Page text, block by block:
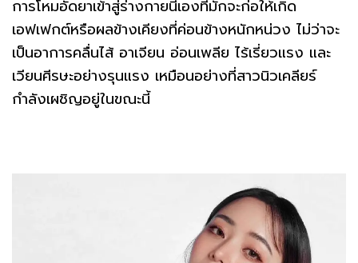
การโหมอัดยาเข้าสู่ร่างกายนี้เองที่มักจะก่อให้เกิด
เอฟเฟกต์หรือผลข้างเคียงที่ค่อนข้างหนักหน่วง ไม่ว่าจะ
เป็นอาการคลื่นไส้ อาเจียน อ่อนเพลีย ไร้เรี่ยวแรง และ
เวียนศีรษะอย่างรุนแรง เหมือนอย่างที่สาวนิวเคลียร์
กำลังเผชิญอยู่ในขณะนี้